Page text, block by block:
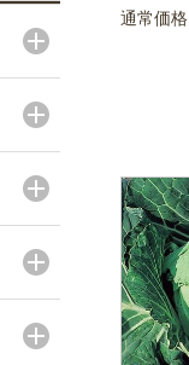
通常価格